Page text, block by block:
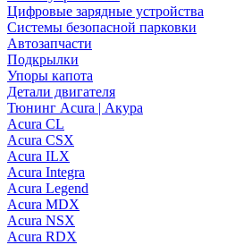
Цифровые зарядные устройства
Системы безопасной парковки
Автозапчасти
Подкрылки
Упоры капота
Детали двигателя
Тюнинг Acura | Акура
Acura CL
Acura CSX
Acura ILX
Acura Integra
Acura Legend
Acura MDX
Acura NSX
Acura RDX